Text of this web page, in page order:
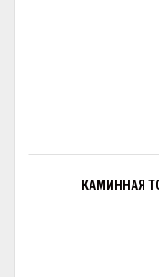
КАМИННАЯ